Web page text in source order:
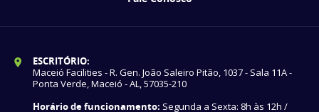
ESCRITÓRIO:
Maceió Facilities - R. Gen. João Saleiro Pitão, 1037 - Sala 11A -
Ponta Verde, Maceió - AL, 57035-210
Horário de funcionamento: Segunda a Sexta: 8h às 12h /